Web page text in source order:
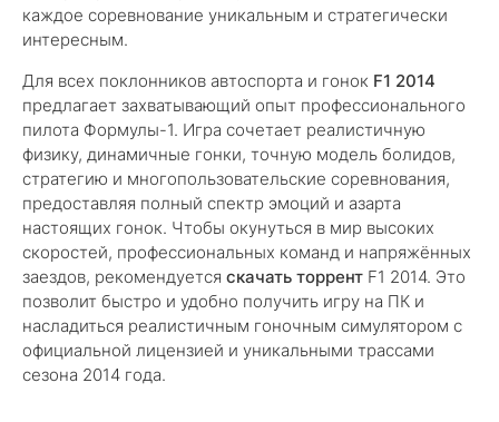
каждое соревнование уникальным и стратегически
интересным.
Для всех поклонников автоспорта и гонок F1 2014
предлагает захватывающий опыт профессионального
пилота Формулы-1. Игра сочетает реалистичную
физику, динамичные гонки, точную модель болидов,
стратегию и многопользовательские соревнования,
предоставляя полный спектр эмоций и азарта
настоящих гонок. Чтобы окунуться в мир высоких
скоростей, профессиональных команд и напряжённых
заездов, рекомендуется скачать торрент F1 2014. Это
позволит быстро и удобно получить игру на ПК и
насладиться реалистичным гоночным симулятором с
официальной лицензией и уникальными трассами
сезона 2014 года.